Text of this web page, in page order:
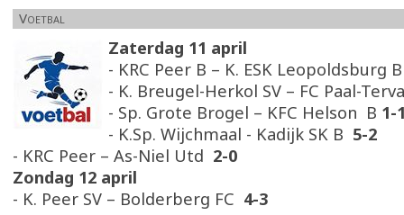
Voetbal
Zaterdag 11 april
- KRC Peer B – K. ESK Leopoldsburg
- K. Breugel-Herkol SV – FC Paal-
- Sp. Grote Brogel – KFC Helson B 1-
- K.Sp. Wijchmaal - Kadijk SK B 5-2
- KRC Peer – As-Niel Utd 2-0
Zondag 12 april
- K. Peer SV – Bolderberg FC 4-3